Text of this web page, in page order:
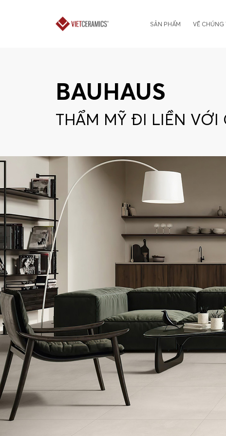
SẢN PHẨM VỀ CHÚNG
BAUHAUS
THẨM MỸ ĐI LIỀN VỚI